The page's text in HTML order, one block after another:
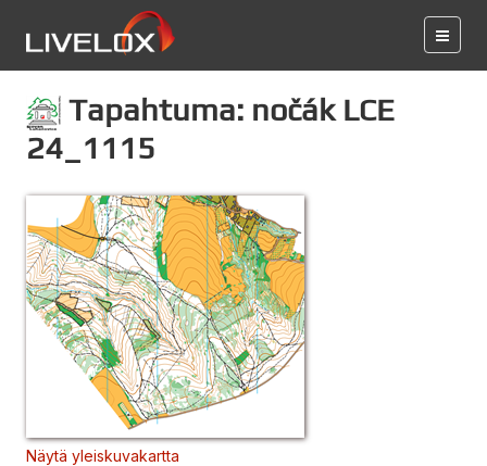
Tapahtuma: nočák LCE
24_1115
Näytä yleiskuvakartta